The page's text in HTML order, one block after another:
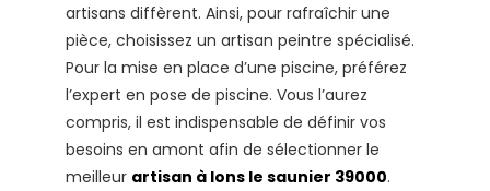
artisans diffèrent. Ainsi, pour rafraîchir une
pièce, choisissez un artisan peintre spécialisé.
Pour la mise en place d’une piscine, préférez
l’expert en pose de piscine. Vous l’aurez
compris, il est indispensable de définir vos
besoins en amont afin de sélectionner le
meilleur artisan à lons le saunier 39000.